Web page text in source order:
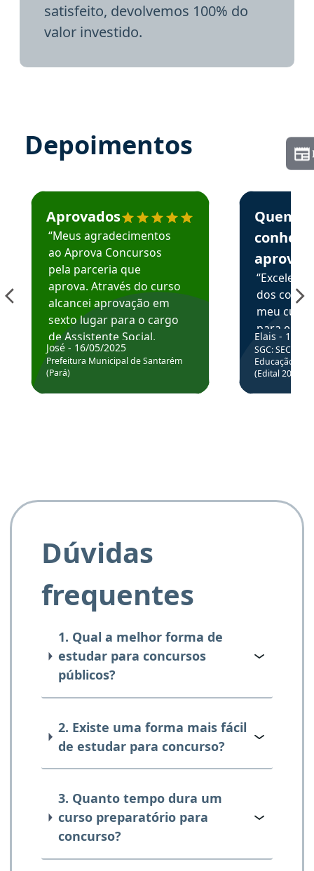
satisfeito, devolvemos 100% do
valor investido.
Depoimentos
Estudante José recomenda o Aprova Concursos em
Aprovados
“Meus agradecimentos
ao Aprova Concursos
pela parceria que
aprova. Através do curso
alcancei aprovação em
sexto lugar para o cargo
de Assistente Social.
Hoje estou atuando na
Prefeitura de Santarém.
José - 16/05/2025
Prefeitura Municipal de Santarém
(Pará)
Estudante
Quem
aprova
dos
meu
para
colocar
através
de
Elais - 15/
SGC: SEC BA
Educação
(Edital
Dúvidas
frequentes
1. Qual a melhor forma de
estudar para concursos
públicos?
2. Existe uma forma mais fácil
de estudar para concurso?
3. Quanto tempo dura um
curso preparatório para
concurso?